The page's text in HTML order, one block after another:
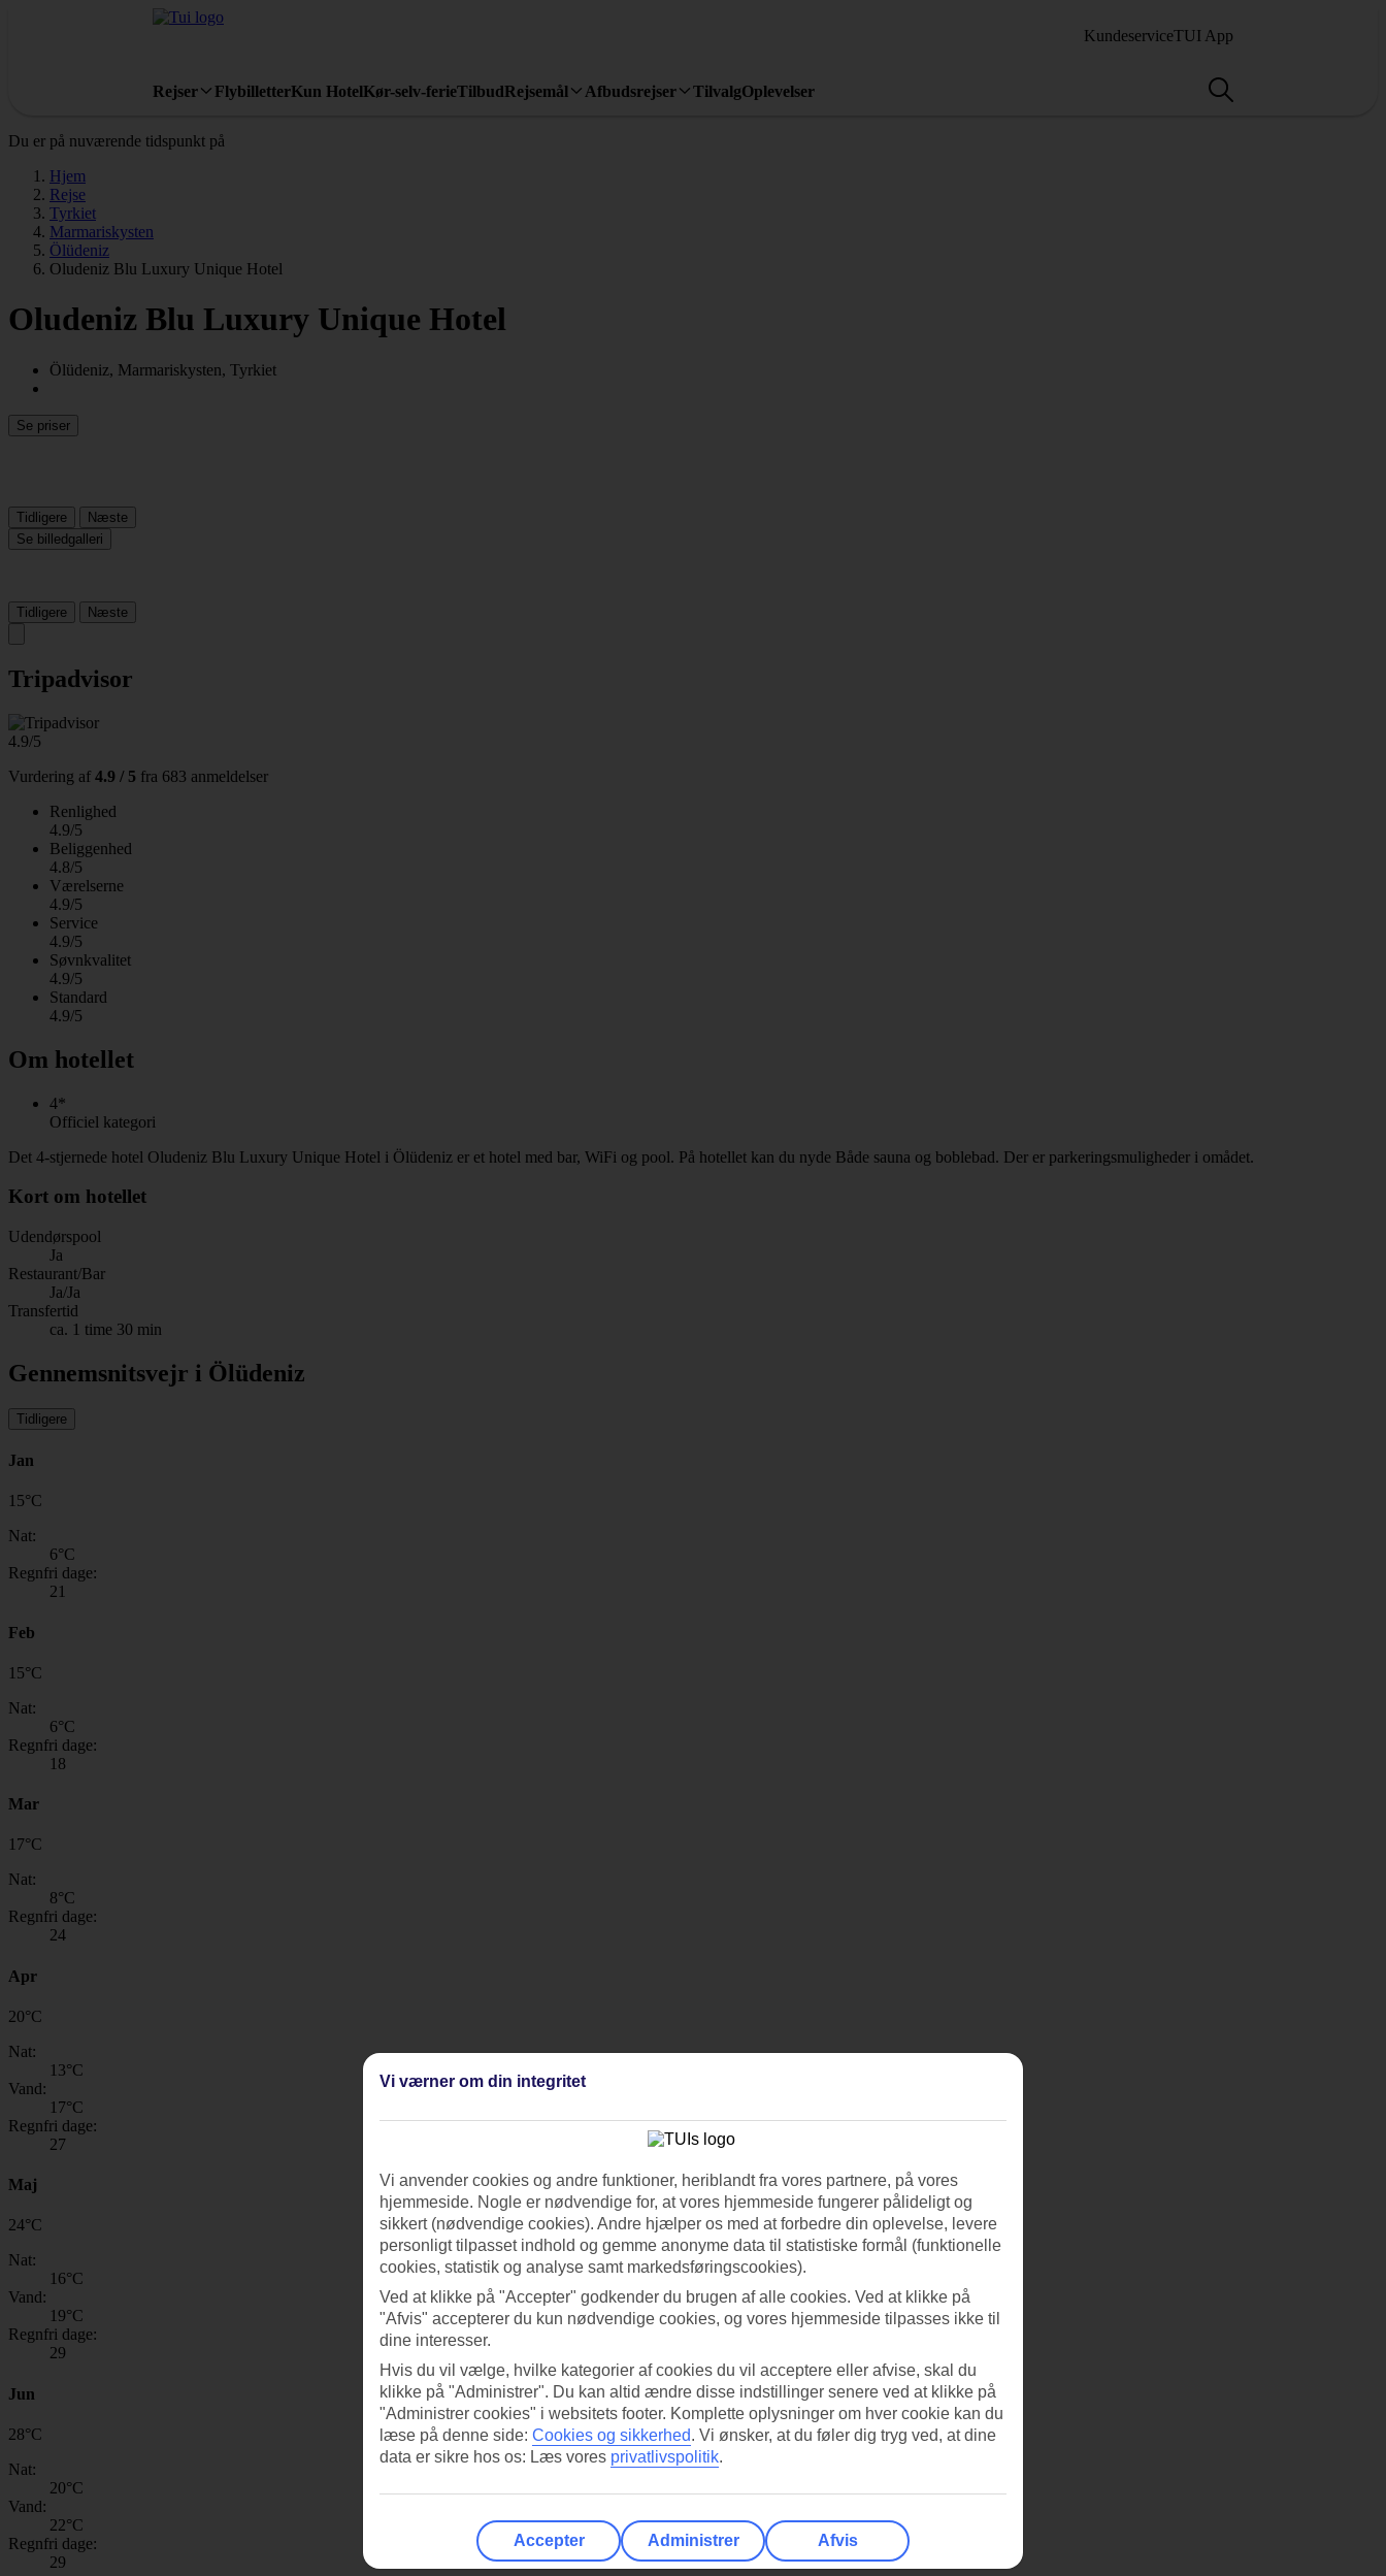
KundeserviceTUI App
Rejser FlybilletterKun HotelKør-selv-ferieTilbudRejsemål Afbudsrejser TilvalgOplevelser
Du er på nuværende tidspunkt på
Hjem
Rejse
Tyrkiet
Marmariskysten
Ölüdeniz
Oludeniz Blu Luxury Unique Hotel
Oludeniz Blu Luxury Unique Hotel
Ölüdeniz, Marmariskysten, Tyrkiet
Se priser
Tidligere
Næste
Se billedgalleri
Tidligere Næste
Tripadvisor
4.9/5
Vurdering af 4.9 / 5 fra 683 anmeldelser
Renlighed
4.9/5
Beliggenhed
4.8/5
Værelserne
4.9/5
Service
4.9/5
Søvnkvalitet
4.9/5
Standard
4.9/5
Om hotellet
4*
Officiel kategori
Det 4-stjernede hotel Oludeniz Blu Luxury Unique Hotel i Ölüdeniz er et hotel med bar, WiFi og pool. På hotellet kan du nyde Både sauna og boblebad. Der er parkeringsmuligheder i omådet.
Kort om hotellet
Udendørspool
Ja
Restaurant/Bar
Ja/Ja
Transfertid
ca. 1 time 30 min
Gennemsnitsvejr i Ölüdeniz
Tidligere
Jan
15°C
Nat:
6°C
Regnfri dage:
21
Feb
15°C
Nat:
6°C
Regnfri dage:
18
Mar
17°C
Nat:
8°C
Regnfri dage:
24
Apr
20°C
Nat:
13°C
Vand:
17°C
Regnfri dage:
27
Maj
24°C
Nat:
16°C
Vand:
19°C
Regnfri dage:
29
Jun
28°C
Nat:
20°C
Vand:
22°C
Regnfri dage:
29
Vi værner om din integritet
Vi anvender cookies og andre funktioner, heriblandt fra vores partnere, på vores
hjemmeside. Nogle er nødvendige for, at vores hjemmeside fungerer pålideligt og
sikkert (nødvendige cookies). Andre hjælper os med at forbedre din oplevelse, levere
personligt tilpasset indhold og gemme anonyme data til statistiske formål (funktionelle
cookies, statistik og analyse samt markedsføringscookies).
Ved at klikke på "Accepter" godkender du brugen af alle cookies. Ved at klikke på
"Afvis" accepterer du kun nødvendige cookies, og vores hjemmeside tilpasses ikke til
dine interesser.
Hvis du vil vælge, hvilke kategorier af cookies du vil acceptere eller afvise, skal du
klikke på "Administrer". Du kan altid ændre disse indstillinger senere ved at klikke på
"Administrer cookies" i websitets footer. Komplette oplysninger om hver cookie kan du
læse på denne side: Cookies og sikkerhed. Vi ønsker, at du føler dig tryg ved, at dine
data er sikre hos os: Læs vores privatlivspolitik.
Accepter Administrer Afvis